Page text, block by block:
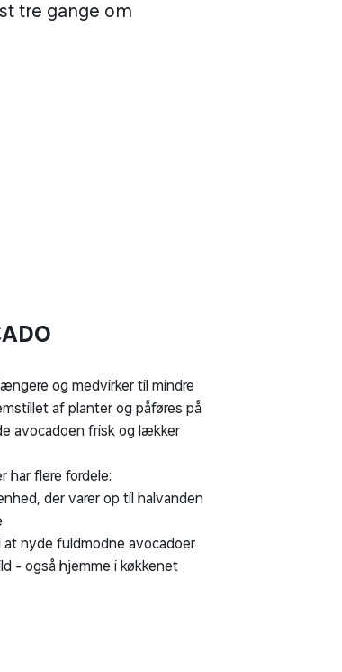
tre gange om
og medvirker til mindre
af planter og påføres på
avocadoen frisk og lækker
har flere fordele:
der varer op til halvanden
nyde fuldmodne avocadoer
- også hjemme i køkkenet